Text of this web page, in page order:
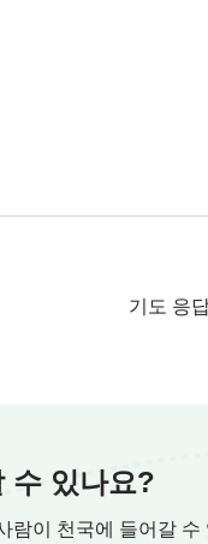
이끌려 갈 것이다.
가 그런 삶을 살 수
. 인류에게 그런 삶
며, 사람이 동경하
영 사역의 최종적
갈 것이 아니요 다
기도 응
수 있나요?
람이 천국에 들어갈 수